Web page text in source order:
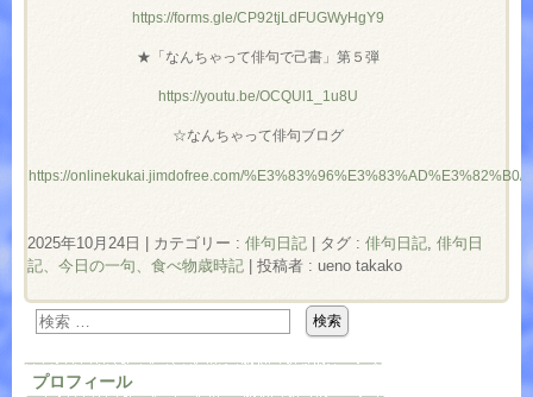
https://forms.gle/CP92tjLdFUGWyHgY9
★「なんちゃって俳句で己書」第５弾
https://youtu.be/OCQUl1_1u8U
☆なんちゃって俳句ブログ
https://onlinekukai.jimdofree.com/%E3%83%96%E3%83%AD%E3%82%B0/
2025年10月24日 | カテゴリー : 俳句日記 | タグ : 俳句日記 俳句日
記、今日の一句、食べ物歳時記 | 投稿者 : ueno takako
プロフィール